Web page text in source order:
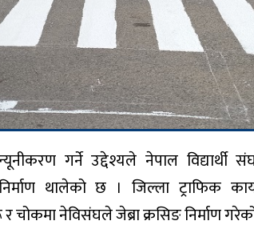
गर्ने उद्देश्यले नेपाल विद्यार्थी
थालेको छ । जिल्ला ट्राफिक
नेविसंघले जेब्रा क्रसिङ निर्माण